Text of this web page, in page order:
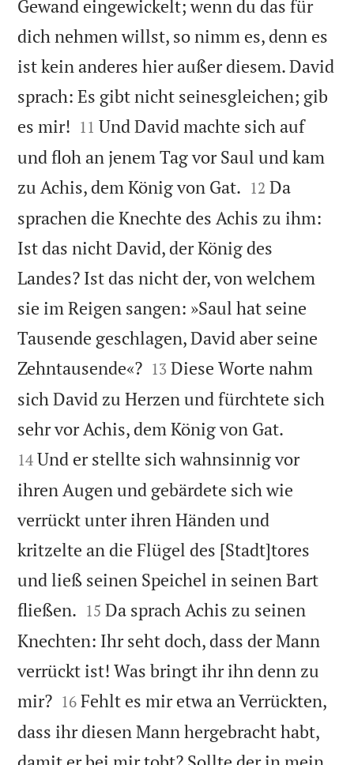
Gewand eingewickelt; wenn du das für
dich nehmen willst, so nimm es, denn es
ist kein anderes hier außer diesem. David
sprach: Es gibt nicht seinesgleichen; gib
es mir! 

11 Und David machte sich auf
und floh an jenem Tag vor Saul und kam
zu Achis, dem König von Gat. 

12 Da
sprachen die Knechte des Achis zu ihm:
Ist das nicht David, der König des
Landes? Ist das nicht der, von welchem
sie im Reigen sangen: »Saul hat seine
Tausende geschlagen, David aber seine
Zehntausende«?
13 Diese Worte nahm
sich David zu Herzen und fürchtete sich
sehr vor Achis, dem König von Gat.
14 Und er stellte sich wahnsinnig vor
ihren Augen und gebärdete sich wie
verrückt unter ihren Händen und
kritzelte an die Flügel des [Stadt]tores
und ließ seinen Speichel in seinen Bart
fließen. 

15 Da sprach Achis zu seinen
Knechten: Ihr seht doch, dass der Mann
verrückt ist! Was bringt ihr ihn denn zu
mir?
16 Fehlt es mir etwa an Verrückten,
dass ihr diesen Mann hergebracht habt,